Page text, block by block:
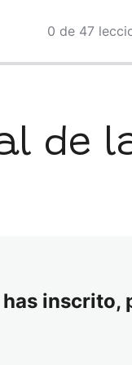
0 de 47
de
inscrito,